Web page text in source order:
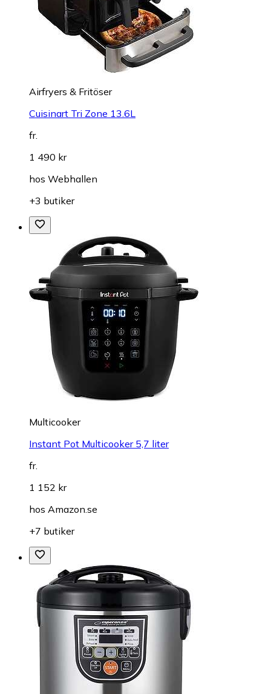
Airfryers & Fritöser
Cuisinart Tri Zone 13.6L
fr.
1 490 kr
hos Webhallen
+3 butiker
Multicooker
Instant Pot Multicooker 5,7 liter
fr.
1 152 kr
hos Amazon.se
+7 butiker